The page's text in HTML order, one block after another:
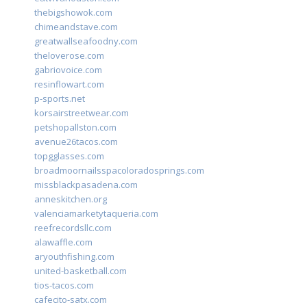
thebigshowok.com
chimeandstave.com
greatwallseafoodny.com
theloverose.com
gabriovoice.com
resinflowart.com
p-sports.net
korsairstreetwear.com
petshopallston.com
avenue26tacos.com
topgglasses.com
broadmoornailsspacoloradosprings.com
missblackpasadena.com
anneskitchen.org
valenciamarketytaqueria.com
reefrecordsllc.com
alawaffle.com
aryouthfishing.com
united-basketball.com
tios-tacos.com
cafecito-satx.com